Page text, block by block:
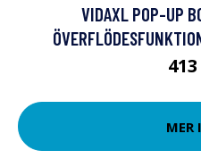
VIDAXL POP-UP
413
MER